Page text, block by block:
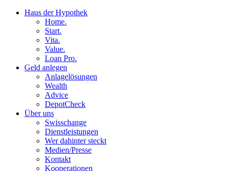
Haus der Hypothek
Home.
Start.
Vita.
Value.
Loan Pro.
Geld anlegen
Anlagelösungen
Wealth
Advice
DepotCheck
Über uns
Swisschange
Dienstleistungen
Wer dahinter steckt
Medien/Presse
Kontakt
Kooperationen